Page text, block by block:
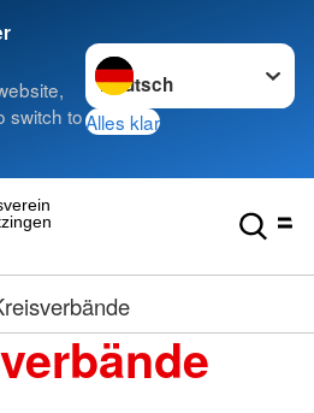
switch to
Sprache wechseln zu
Alles klar